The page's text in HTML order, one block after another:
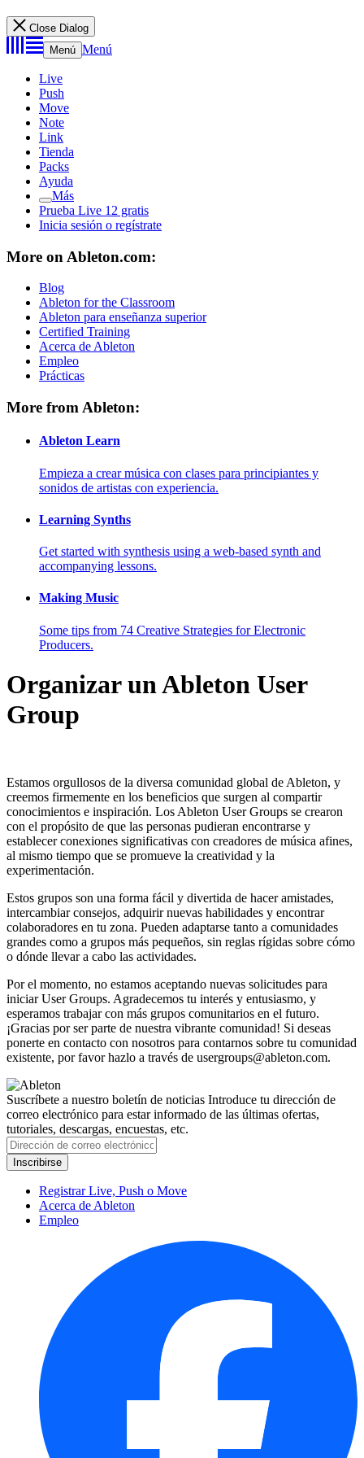
Close Dialog
Menú Menú
Live
Push
Move
Note
Link
Tienda
Packs
Ayuda
Más
Prueba Live 12 gratis
Inicia sesión o regístrate
More on Ableton.com:
Blog
Ableton for the Classroom
Ableton para enseñanza superior
Certified Training
Acerca de Ableton
Empleo
Prácticas
More from Ableton:
Ableton Learn
Empieza a crear música con clases para principiantes y
sonidos de artistas con experiencia.
Learning Synths
Get started with synthesis using a web-based synth and
accompanying lessons.
Making Music
Some tips from 74 Creative Strategies for Electronic
Producers.
Organizar un Ableton User
Group
Estamos orgullosos de la diversa comunidad global de Ableton, y
creemos firmemente en los beneficios que surgen al compartir
conocimientos e inspiración. Los Ableton User Groups se crearon
con el propósito de que las personas pudieran encontrarse y
establecer conexiones significativas con creadores de música afines,
al mismo tiempo que se promueve la creatividad y la
experimentación.
Estos grupos son una forma fácil y divertida de hacer amistades,
intercambiar consejos, adquirir nuevas habilidades y encontrar
colaboradores en tu zona. Pueden adaptarse tanto a comunidades
grandes como a grupos más pequeños, sin reglas rígidas sobre cómo
o dónde llevar a cabo las actividades.
Por el momento, no estamos aceptando nuevas solicitudes para
iniciar User Groups. Agradecemos tu interés y entusiasmo, y
esperamos trabajar con más grupos comunitarios en el futuro.
¡Gracias por ser parte de nuestra vibrante comunidad! Si deseas
ponerte en contacto con nosotros para contarnos sobre tu comunidad
existente, por favor hazlo a través de usergroups@ableton.com.
Suscríbete a nuestro boletín de noticias Introduce tu dirección de
correo electrónico para estar informado de las últimas ofertas,
tutoriales, descargas, encuestas, etc.
Registrar Live, Push o Move
Acerca de Ableton
Empleo